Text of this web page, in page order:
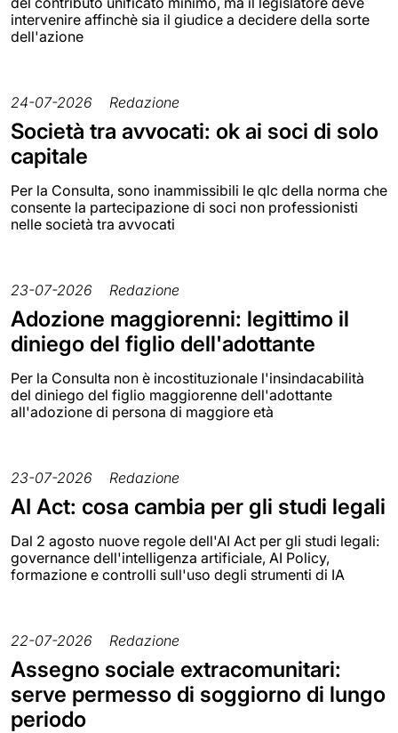
intervenire affinchè sia il giudice a decidere della sorte
dell'azione
24-07-2026 Redazione
Società tra avvocati: ok ai soci di solo
capitale
Per la Consulta, sono inammissibili le qlc della norma che
consente la partecipazione di soci non professionisti
nelle società tra avvocati
23-07-2026 Redazione
Adozione maggiorenni: legittimo il
diniego del figlio dell'adottante
Per la Consulta non è incostituzionale l'insindacabilità
del diniego del figlio maggiorenne dell'adottante
all'adozione di persona di maggiore età
23-07-2026 Redazione
AI Act: cosa cambia per gli studi legali
Dal 2 agosto nuove regole dell'AI Act per gli studi legali:
governance dell'intelligenza artificiale, AI Policy,
formazione e controlli sull'uso degli strumenti di IA
22-07-2026 Redazione
Assegno sociale extracomunitari:
serve permesso di soggiorno di lungo
periodo